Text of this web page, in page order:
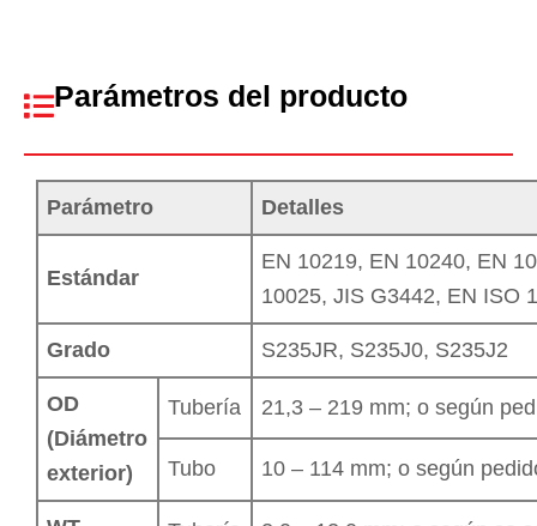
Parámetros del producto
Parámetro Detalles
Estándar
EN 10219, EN 10240, EN
10025, JIS G3442, EN ISO
Grado S235JR, S235J0, S235J2
OD
(Diámetro
exterior)
Tubería 21,3 – 219 mm; o según
Tubo 10 – 114 mm; o según